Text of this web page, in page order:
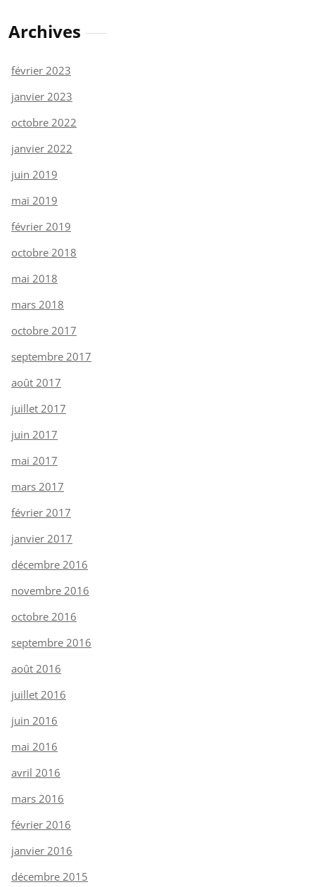
Archives
février 2023
janvier 2023
octobre 2022
janvier 2022
juin 2019
mai 2019
février 2019
octobre 2018
mai 2018
mars 2018
octobre 2017
septembre 2017
août 2017
juillet 2017
juin 2017
mai 2017
mars 2017
février 2017
janvier 2017
décembre 2016
novembre 2016
octobre 2016
septembre 2016
août 2016
juillet 2016
juin 2016
mai 2016
avril 2016
mars 2016
février 2016
janvier 2016
décembre 2015